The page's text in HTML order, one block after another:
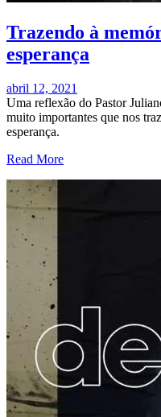
Trazendo à
esperança
abril 12, 2021
Uma reflexão do Pastor
muito importantes que nos
esperança.
Read More